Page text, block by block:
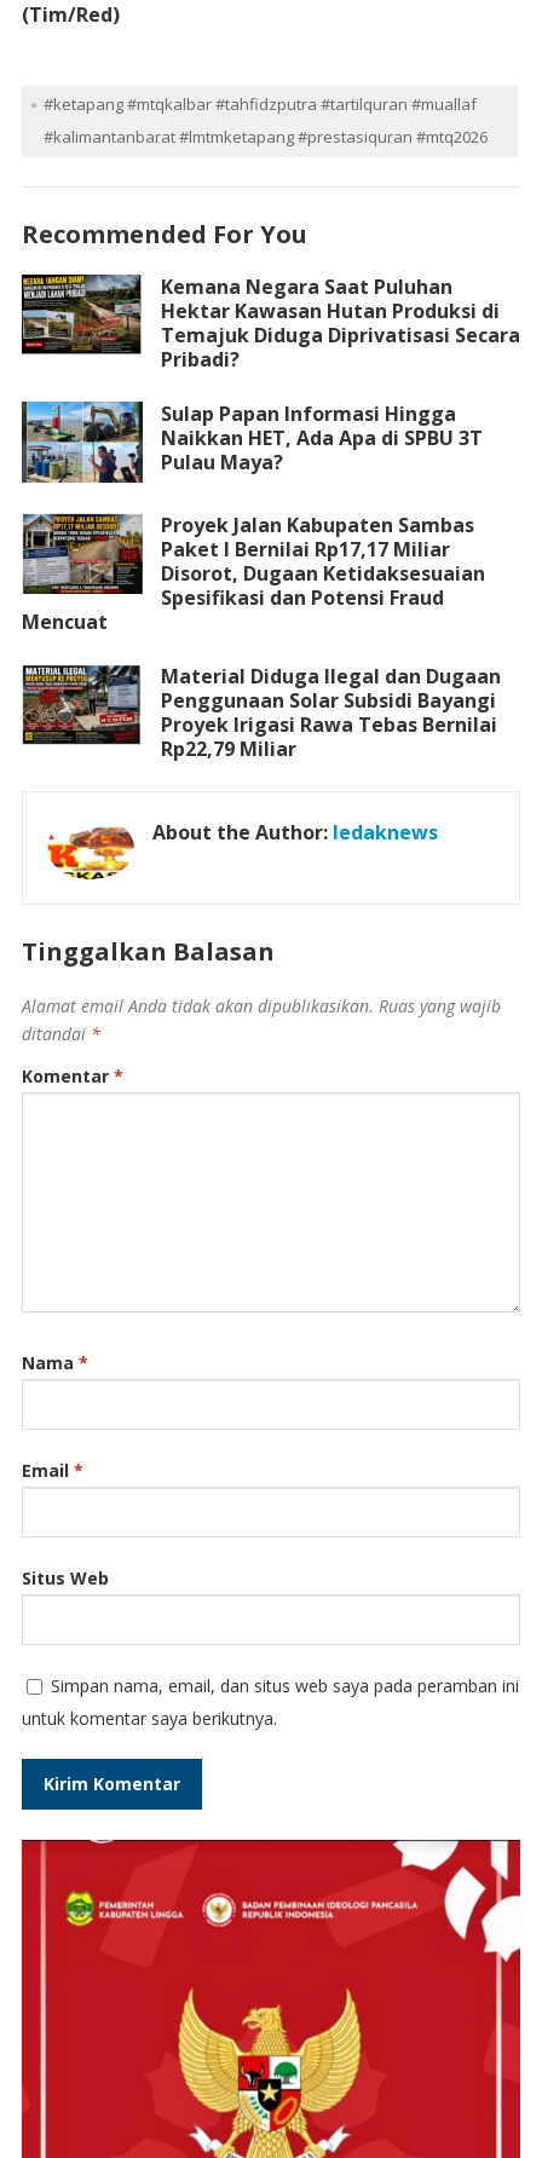
(Tim/Red)
#ketapang #mtqkalbar #tahfidzputra #tartilquran #muallaf
#kalimantanbarat #lmtmketapang #prestasiquran #mtq2026
Recommended For You
Kemana Negara Saat Puluhan
Hektar Kawasan Hutan Produksi di
Temajuk Diduga Diprivatisasi Secara
Pribadi?
Sulap Papan Informasi Hingga
Naikkan HET, Ada Apa di SPBU 3T
Pulau Maya?
Proyek Jalan Kabupaten Sambas
Paket I Bernilai Rp17,17 Miliar
Disorot, Dugaan Ketidaksesuaian
Spesifikasi dan Potensi Fraud
Mencuat
Material Diduga Ilegal dan Dugaan
Penggunaan Solar Subsidi Bayangi
Proyek Irigasi Rawa Tebas Bernilai
Rp22,79 Miliar
About the Author: ledaknews
Tinggalkan Balasan
Alamat email Anda tidak akan dipublikasikan. Ruas yang wajib
ditandai *
Komentar *
Nama *
Email *
Situs Web
Simpan nama, email, dan situs web saya pada peramban ini
untuk komentar saya berikutnya.